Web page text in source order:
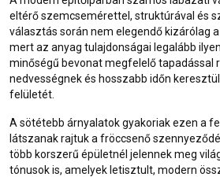
eltérő szemcsemérettel, struktúrával és
választás során nem elegendő kizárólag
mert az anyag tulajdonságai legalább
minőségű bevonat megfelelő tapadással
nedvességnek és hosszabb időn
felületét.
A sötétebb árnyalatok gyakoriak ezen a
látszanak rajtuk a fröccsenő
több korszerű épületnél jelennek meg
tónusok is, amelyek letisztult, modern